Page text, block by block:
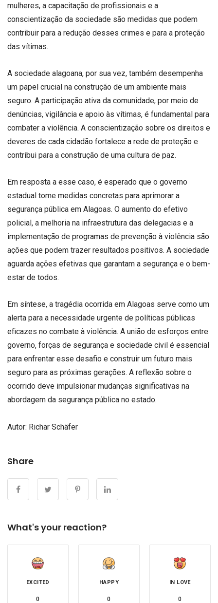
mulheres, a capacitação de profissionais e a
conscientização da sociedade são medidas que podem
contribuir para a redução desses crimes e para a proteção
das vítimas.
A sociedade alagoana, por sua vez, também desempenha
um papel crucial na construção de um ambiente mais
seguro. A participação ativa da comunidade, por meio de
denúncias, vigilância e apoio às vítimas, é fundamental para
combater a violência. A conscientização sobre os direitos e
deveres de cada cidadão fortalece a rede de proteção e
contribui para a construção de uma cultura de paz.
Em resposta a esse caso, é esperado que o governo
estadual tome medidas concretas para aprimorar a
segurança pública em Alagoas. O aumento do efetivo
policial, a melhoria na infraestrutura das delegacias e a
implementação de programas de prevenção à violência são
ações que podem trazer resultados positivos. A sociedade
aguarda ações efetivas que garantam a segurança e o bem-
estar de todos.
Em síntese, a tragédia ocorrida em Alagoas serve como um
alerta para a necessidade urgente de políticas públicas
eficazes no combate à violência. A união de esforços entre
governo, forças de segurança e sociedade civil é essencial
para enfrentar esse desafio e construir um futuro mais
seguro para as próximas gerações. A reflexão sobre o
ocorrido deve impulsionar mudanças significativas na
abordagem da segurança pública no estado.
Autor: Richar Schäfer
Share
What's your reaction?
EXCITED
0
HAPPY
0
IN LOVE
0